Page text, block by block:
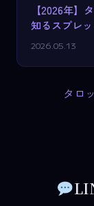
【2026年】
知るスプレ
2026.05.13
タロ